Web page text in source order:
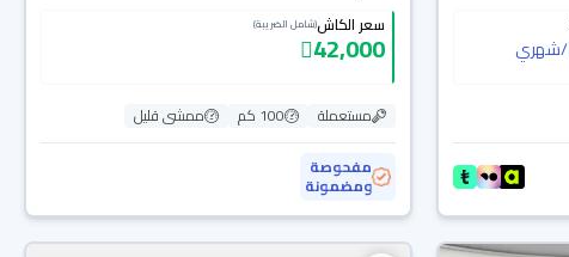
/شهري
سعر الكاش(شامل الضريبة)
42,000
مستعملة 100 كم
ممشى قليل
مفحوصة
ومضمونة